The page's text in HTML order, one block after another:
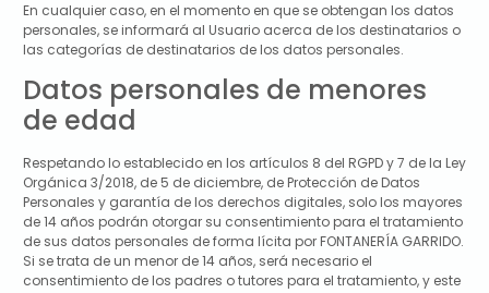
En cualquier caso, en el momento en que se obtengan los datos
personales, se informará al Usuario acerca de los destinatarios o
las categorías de destinatarios de los datos personales.
Datos personales de menores
de edad
Respetando lo establecido en los artículos 8 del RGPD y 7 de la Ley
Orgánica 3/2018, de 5 de diciembre, de Protección de Datos
Personales y garantía de los derechos digitales, solo los mayores
de 14 años podrán otorgar su consentimiento para el tratamiento
de sus datos personales de forma lícita por FONTANERÍA GARRIDO.
Si se trata de un menor de 14 años, será necesario el
consentimiento de los padres o tutores para el tratamiento, y este